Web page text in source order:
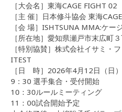
［大会名］東海CAGE FIGHT 02
［主 催］日本修斗協会 東海
［会 場］ISHTSUNA MMA:ケー
［所在地］愛知県瀬戸市末広町
［特別協賛］株式会社イサミ・
ITEST
［日 時］2026年4月12日（日）
9：30 選手集合・受付開始
10：30ルールミーティング
11：00試合開始予定